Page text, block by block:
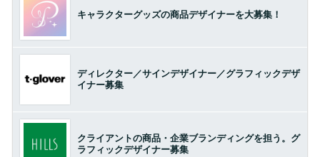
キャラクターグッズの商品デザイナーを大募集！
ディレクター／サインデザイナー／グラフィックデザ
イナー募集
クライアントの商品・企業ブランディングを担う。グ
ラフィックデザイナー募集